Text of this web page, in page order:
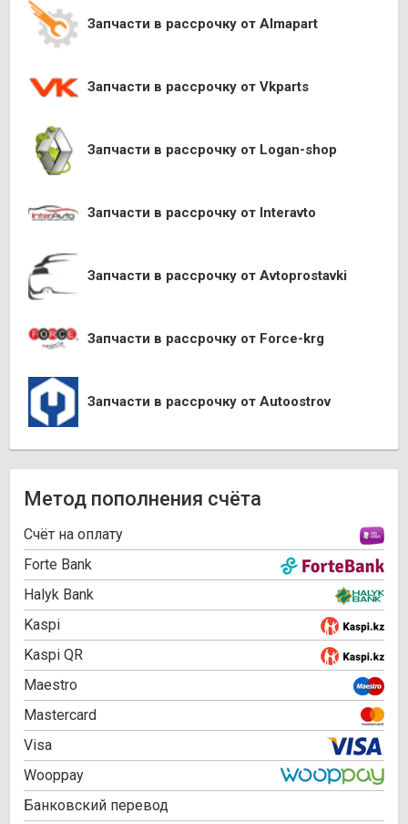
Запчасти в рассрочку от Almapart
Запчасти в рассрочку от Vkparts
Запчасти в рассрочку от Logan-shop
Запчасти в рассрочку от Interavto
Запчасти в рассрочку от Avtoprostavki
Запчасти в рассрочку от Force-krg
Запчасти в рассрочку от Autoostrov
Метод пополнения счёта
Cчёт на оплату
Forte Bank
Halyk Bank
Kaspi
Kaspi QR
Maestro
Mastercard
Visa
Wooppay
Банковский перевод